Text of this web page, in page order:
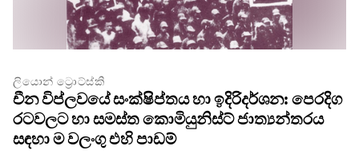
ලියොන් ට්‍රොට්ස්කි
චීන විප්ලවයේ සංක්ෂිප්තය හා ඉදිරිදර්ශන: පෙරදිග
රටවලට හා සමස්ත කොමියුනිස්ට් ජාත්‍යන්තරය
සඳහා ම වලංගු එහි පාඩම්